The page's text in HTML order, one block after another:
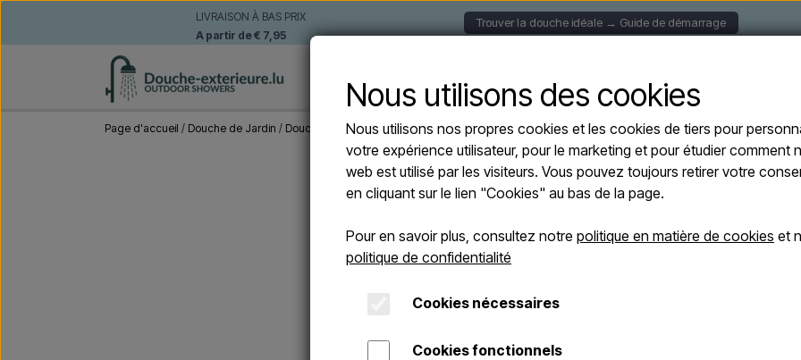
LIVRAISON À BAS PRIX
A partir de € 7,95
Trouver la douche idéale → Guide de démarrage
Page d'accueil Douche de Jardin Douches autoportantes Sined LUNA ALU NERA ORO - Douche d'extérieur en aluminium - noir / or
Sined LUNA
d'extérieur en
€ 649,00
Nous utilisons des cookies
Nous utilisons nos propres cookies et les cookies de tiers pour
votre expérience utilisateur, pour le marketing et pour étudier comment
web est utilisé par les visiteurs. Vous pouvez toujours retirer votre
en cliquant sur le lien "Cookies" au bas de la page.
Pour en savoir plus, consultez notre politique en matière de cookies et
politique de confidentialité
Cookies nécessaires
Cookies fonctionnels